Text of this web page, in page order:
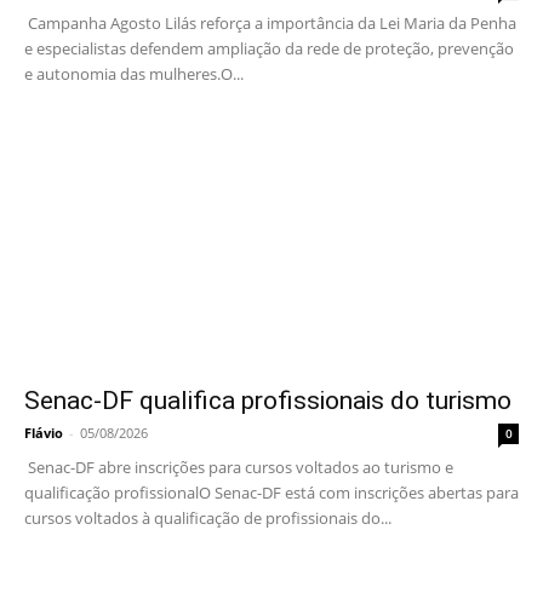
Campanha Agosto Lilás reforça a importância da Lei Maria da Penha
e especialistas defendem ampliação da rede de proteção, prevenção
e autonomia das mulheres.O...
Senac-DF qualifica profissionais do turismo
Flávio - 05/08/2026 0
Senac-DF abre inscrições para cursos voltados ao turismo e
qualificação profissionalO Senac-DF está com inscrições abertas para
cursos voltados à qualificação de profissionais do...